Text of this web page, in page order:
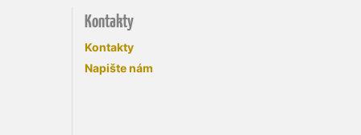
Kontakty
Kontakty
Napište nám